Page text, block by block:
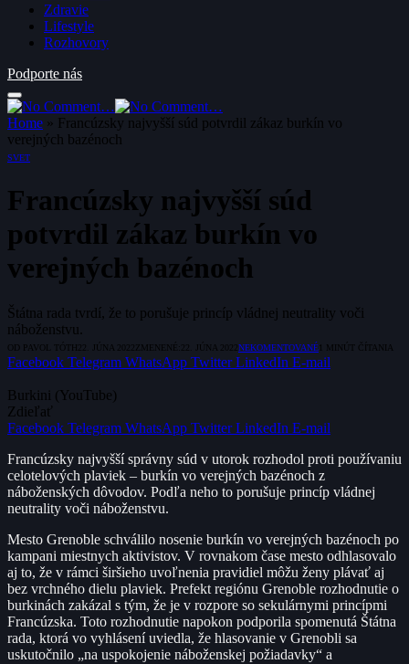
Zdravie
Lifestyle
Rozhovory
Podporte nás
Home » Francúzsky najvyšší súd potvrdil zákaz burkín vo
verejných bazénoch
SVET
Francúzsky najvyšší súd
potvrdil zákaz burkín vo
verejných bazénoch
Štátna rada tvrdí, že to porušuje princíp vládnej neutrality voči
náboženstvu.
OD PAVOL TÓTH 22. JÚNA 2022 ZMENENÉ: 22. JÚNA 2022 NEKOMENTOVANÉ1 MINÚT ČÍTANIA
Facebook Telegram WhatsApp Twitter LinkedIn E-mail
Burkini (YouTube)
Zdieľať
Facebook Telegram WhatsApp Twitter LinkedIn E-mail
Francúzsky najvyšší správny súd v utorok rozhodol proti používaniu
celotelových plaviek – burkín vo verejných bazénoch z
náboženských dôvodov. Podľa neho to porušuje princíp vládnej
neutrality voči náboženstvu.
Mesto Grenoble schválilo nosenie burkín vo verejných bazénoch po
kampani miestnych aktivistov. V rovnakom čase mesto odhlasovalo
aj to, že v rámci širšieho uvoľnenia pravidiel môžu ženy plávať aj
bez vrchného dielu plaviek. Prefekt regiónu Grenoble rozhodnutie o
burkinách zakázal s tým, že je v rozpore so sekulárnymi princípmi
Francúzska. Toto rozhodnutie napokon podporila spomenutá Štátna
rada, ktorá vo vyhlásení uviedla, že hlasovanie v Grenobli sa
uskutočnilo „na uspokojenie náboženskej požiadavky“ a